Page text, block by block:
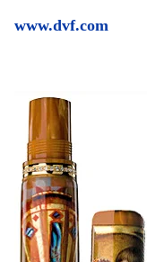
www.dvf.com